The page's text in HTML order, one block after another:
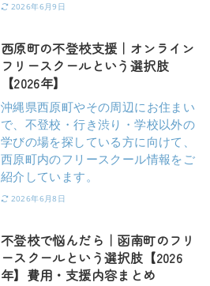
2026年6月9日
西原町の不登校支援｜オンライン
フリースクールという選択肢
【2026年】
沖縄県西原町やその周辺にお住まい
で、不登校・行き渋り・学校以外の
学びの場を探している方に向けて、
西原町内のフリースクール情報をご
紹介しています。
2026年6月8日
不登校で悩んだら｜函南町のフリ
ースクールという選択肢【2026
年】費用・支援内容まとめ